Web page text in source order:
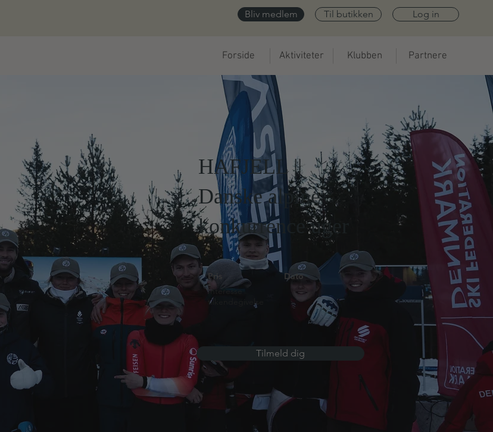
Bliv medlem Til butikken Log in
Forside Aktiviteter Klubben Partnere
HAFJELL ||
Danske alpine
konkurrence uger
Pris
Interesse
tilkendegivelse
Dato
Tilmeld dig